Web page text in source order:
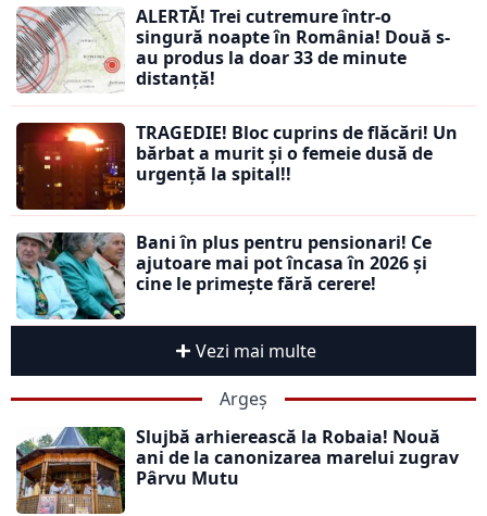
ALERTĂ! Trei cutremure într-o
singură noapte în România! Două s-
au produs la doar 33 de minute
distanță!
TRAGEDIE! Bloc cuprins de flăcări! Un
bărbat a murit și o femeie dusă de
urgență la spital!!
Bani în plus pentru pensionari! Ce
ajutoare mai pot încasa în 2026 și
cine le primește fără cerere!
Vezi mai multe
Argeș
Slujbă arhierească la Robaia! Nouă
ani de la canonizarea marelui zugrav
Pârvu Mutu